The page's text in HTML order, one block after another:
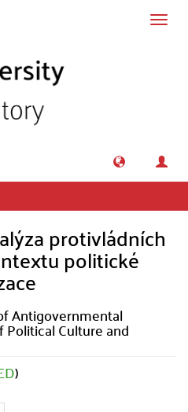
protivládních
politické
Antigovernmental
Culture and
)